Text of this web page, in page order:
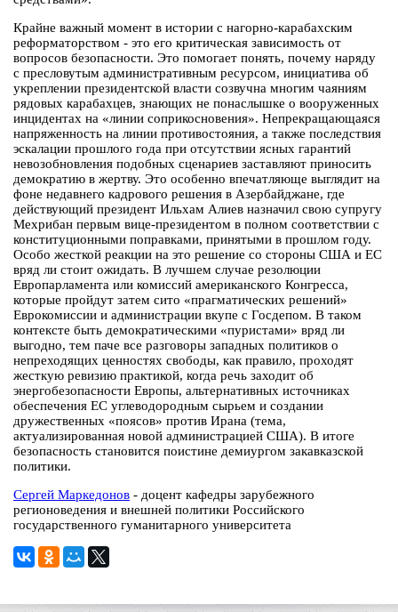
Крайне важный момент в истории с нагорно-карабахским
реформаторством - это его критическая зависимость от
вопросов безопасности. Это помогает понять, почему наряду
с пресловутым административным ресурсом, инициатива об
укреплении президентской власти созвучна многим чаяниям
рядовых карабахцев, знающих не понаслышке о вооруженных
инцидентах на «линии соприкосновения». Непрекращающаяся
напряженность на линии противостояния, а также последствия
эскалации прошлого года при отсутствии ясных гарантий
невозобновления подобных сценариев заставляют приносить
демократию в жертву. Это особенно впечатляюще выглядит на
фоне недавнего кадрового решения в Азербайджане, где
действующий президент Ильхам Алиев назначил свою супругу
Мехрибан первым вице-президентом в полном соответствии с
конституционными поправками, принятыми в прошлом году.
Особо жесткой реакции на это решение со стороны США и ЕС
вряд ли стоит ожидать. В лучшем случае резолюции
Европарламента или комиссий американского Конгресса,
которые пройдут затем сито «прагматических решений»
Еврокомиссии и администрации вкупе с Госдепом. В таком
контексте быть демократическими «пуристами» вряд ли
выгодно, тем паче все разговоры западных политиков о
непреходящих ценностях свободы, как правило, проходят
жесткую ревизию практикой, когда речь заходит об
энергобезопасности Европы, альтернативных источниках
обеспечения ЕС углеводородным сырьем и создании
дружественных «поясов» против Ирана (тема,
актуализированная новой администрацией США). В итоге
безопасность становится поистине демиургом закавказской
политики.
Сергей Маркедонов - доцент кафедры зарубежного
регионоведения и внешней политики Российского
государственного гуманитарного университета